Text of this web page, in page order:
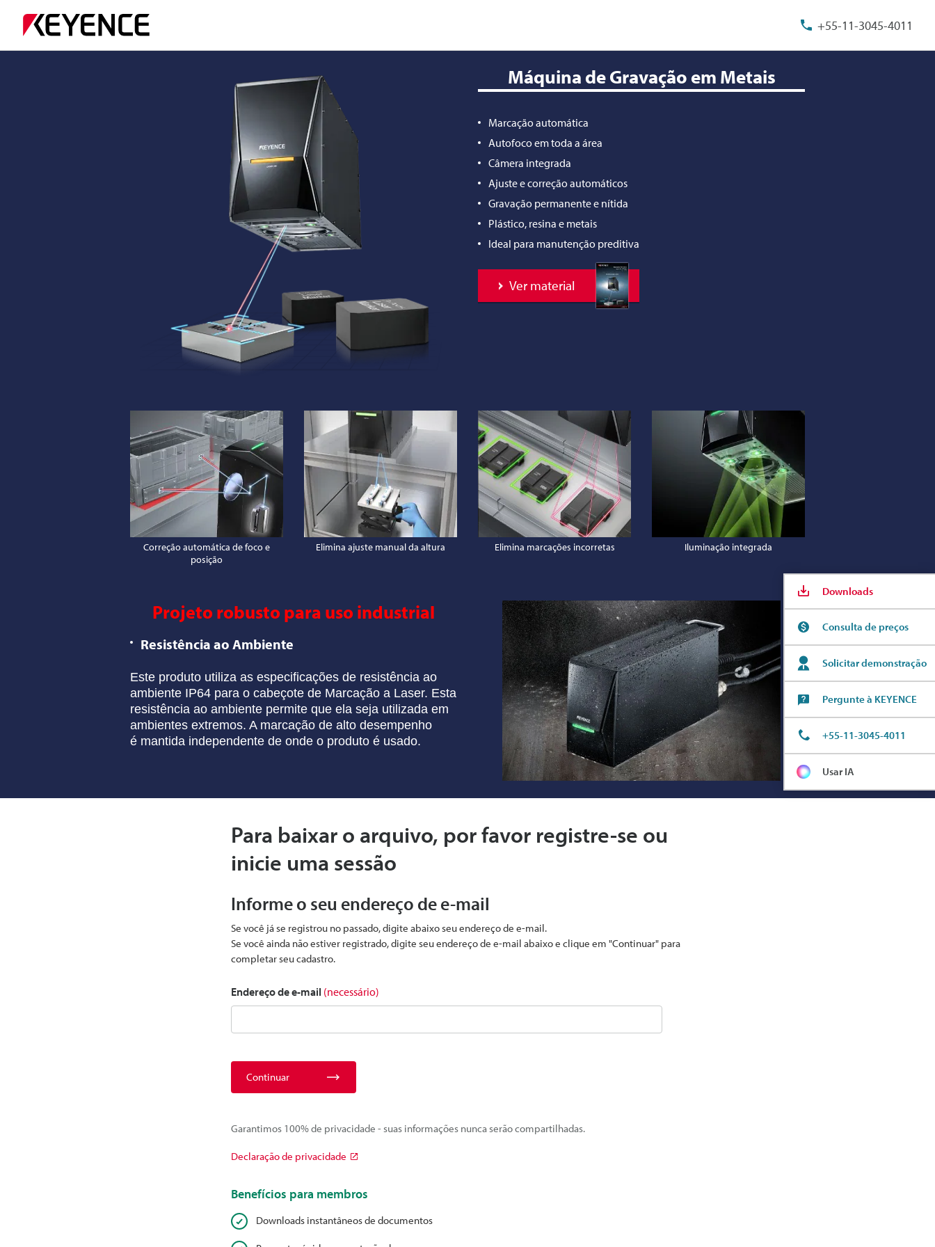
+55-11-3045-4011
Máquina de Gravação em Metais
Marcação automática
Autofoco em toda a área
Câmera integrada
Ajuste e correção automáticos
Gravação permanente e nítida
Plástico, resina e metais
Ideal para manutenção preditiva
Ver material
Correção automática de foco e
posição
Elimina ajuste manual da altura Elimina marcações incorretas Iluminação integrada
Projeto robusto para uso industrial
Resistência ao Ambiente
Este produto utiliza as especificações de resistência ao
ambiente IP64 para o cabeçote de Marcação a Laser. Esta
resistência ao ambiente permite que ela seja utilizada em
ambientes extremos. A marcação de alto desempenho
é mantida independente de onde o produto é usado.
Para baixar o arquivo, por favor registre-se ou
inicie uma sessão
Informe o seu endereço de e-mail
Se você já se registrou no passado, digite abaixo seu endereço de e-mail.
Se você ainda não estiver registrado, digite seu endereço de e-mail abaixo e clique em "Continuar" para
completar seu cadastro.
Endereço de e-mail (necessário)
Continuar
Garantimos 100% de privacidade - suas informações nunca serão compartilhadas.
Declaração de privacidade
Benefícios para membros
Downloads instantâneos de documentos
Downloads
Consulta de preços
Solicitar demonstração
Pergunte à KEYENCE
+55-11-3045-4011
Usar IA